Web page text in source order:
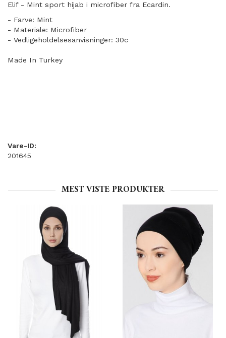
Elif - Mint sport hijab i microfiber fra Ecardin.
- Farve: Mint
- Materiale: Microfiber
- Vedligeholdelsesanvisninger: 30c
Made In Turkey
Vare-ID:
201645
MEST VISTE PRODUKTER